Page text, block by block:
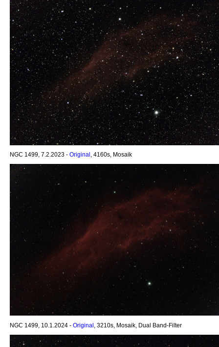
NGC 1499, 7.2.2023 - Original , 4160s, Mosaik
NGC 1499, 10.1.2024 - Original , 3210s, Mosaik, Dual Band-Filter